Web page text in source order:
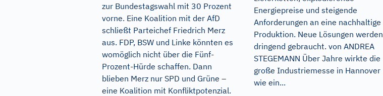
zur Bundestagswahl mit 30 Prozent
vorne. Eine Koalition mit der AfD
schließt Parteichef Friedrich Merz
aus. FDP, BSW und Linke könnten es
womöglich nicht über die Fünf-
Prozent-Hürde schaffen. Dann
blieben Merz nur SPD und Grüne –
eine Koalition mit Konfliktpotenzial.
Energiepreise und steigende
Anforderungen an eine nachhaltige
Produktion. Neue Lösungen werden
dringend gebraucht. von ANDREA
STEGEMANN Über Jahre wirkte die
große Industriemesse in Hannover
wie ein...